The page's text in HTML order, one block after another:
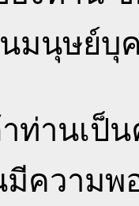
นมนุษย์บุ
ท่านเป็
ความพ